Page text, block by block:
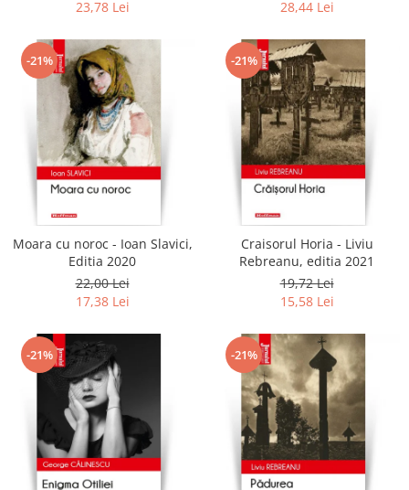
23,78 Lei
28,44 Lei
-21%
Moara cu noroc - Ioan Slavici,
Editia 2020
22,00 Lei
17,38 Lei
-21%
Craisorul Horia - Liviu
Rebreanu, editia 2021
19,72 Lei
15,58 Lei
-21% -21%